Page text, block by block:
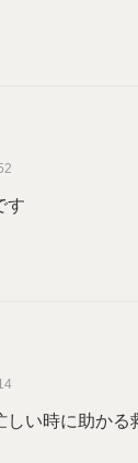
す
い時に助かる